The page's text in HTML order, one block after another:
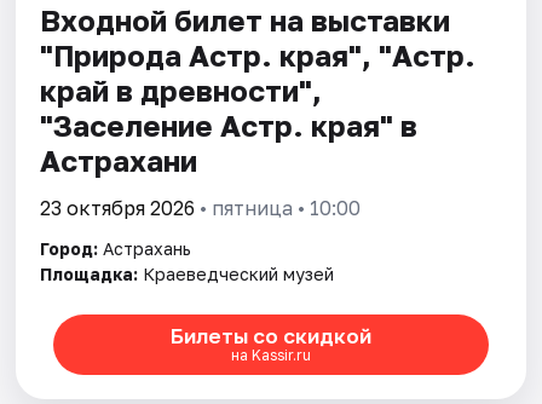
Входной билет на выставки
"Природа Астр. края", "Астр.
край в древности",
"Заселение Астр. края" в
Астрахани
23 октября 2026 • пятница • 10:00
Город: Астрахань
Площадка: Краеведческий музей
Билеты со скидкой
на Kassir.ru